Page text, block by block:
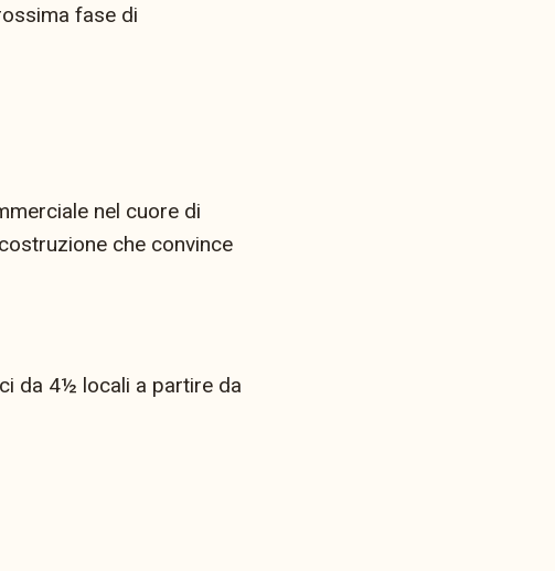
fase di
nel cuore di
che convince
da 4½ locali a partire da